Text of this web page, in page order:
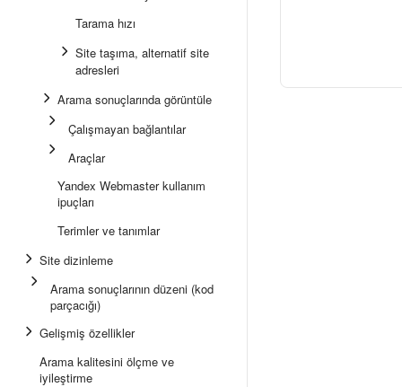
Tarama hızı
Site taşıma, alternatif site
adresleri
Arama sonuçlarında görüntüle
Çalışmayan bağlantılar
Araçlar
Yandex Webmaster kullanım
ipuçları
Terimler ve tanımlar
Site dizinleme
Arama sonuçlarının düzeni (kod
parçacığı)
Gelişmiş özellikler
Arama kalitesini ölçme ve
iyileştirme